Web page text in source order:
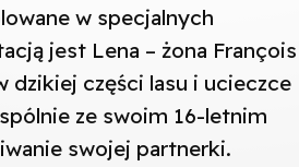
w specjalnych
jest Lena – żona François
dzikiej części lasu i ucieczce
ze swoim 16-letnim
swojej partnerki.